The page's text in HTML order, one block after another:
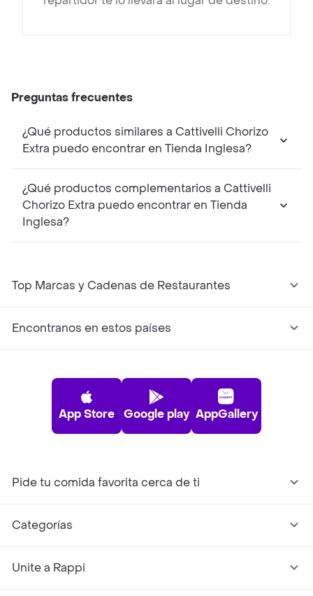
Preguntas frecuentes
¿Qué productos similares a Cattivelli Chorizo
Extra puedo encontrar en Tienda Inglesa?
¿Qué productos complementarios a Cattivelli
Chorizo Extra puedo encontrar en Tienda
Inglesa?
Top Marcas y Cadenas de Restaurantes
Encontranos en estos países
App Store Google play AppGallery
Pide tu comida favorita cerca de ti
Categorías
Unite a Rappi